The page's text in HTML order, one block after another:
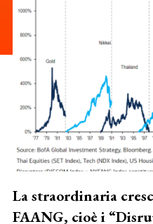
La straordinaria
FAANG, cioè i